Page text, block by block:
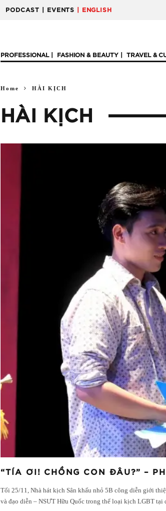
PODCAST | EVENTS | ENGLISH
PROFESSIONAL FASHION & BEAUTY TRAVEL &
Home HÀI KỊCH
HÀI KỊCH
“TÍA ƠI! CHỒNG CON ĐÂU?” –
Tối 25/11, Nhà hát kịch Sân khấu nhỏ 5B công diễn giới
và đạo diễn – NSƯT Hữu Quốc trong thể loại kịch LGBT tại